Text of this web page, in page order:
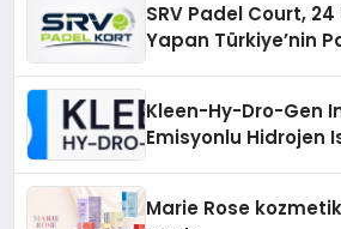
SRV Padel Court,
Yapan Türkiye’nin
Kleen-Hy-Dro-Gen
Emisyonlu Hidrojen
Marie Rose